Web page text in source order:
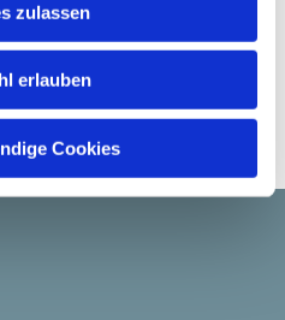
zulassen
erlauben
Cookies